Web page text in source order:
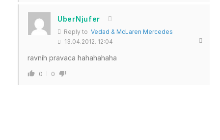
UberNjufer
Reply to Vedad & McLaren Mercedes
13.04.2012. 12:04
ravnih pravaca hahahahaha
0 0